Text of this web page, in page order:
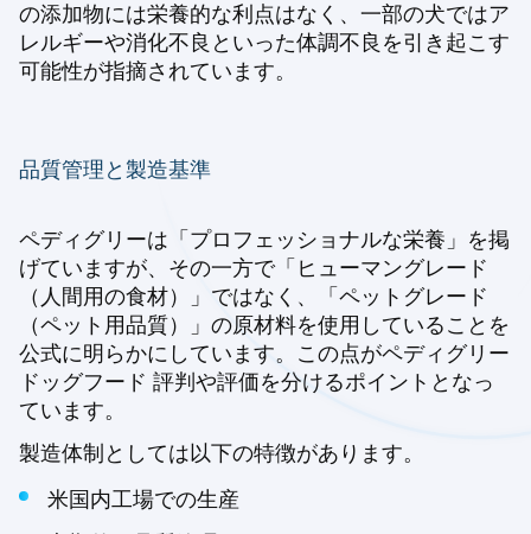
の添加物には栄養的な利点はなく、一部の犬ではア
レルギーや消化不良といった体調不良を引き起こす
可能性が指摘されています。
品質管理と製造基準
ペディグリーは「プロフェッショナルな栄養」を掲
げていますが、その一方で「ヒューマングレード
（人間用の食材）」ではなく、「ペットグレード
（ペット用品質）」の原材料を使用していることを
公式に明らかにしています。この点がペディグリー
ドッグフード 評判や評価を分けるポイントとなっ
ています。
製造体制としては以下の特徴があります。
米国内工場での生産